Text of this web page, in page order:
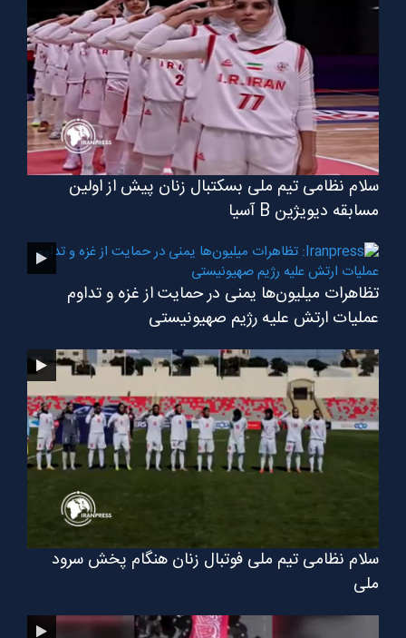
سلام نظامی تیم ملی بسکتبال زنان پیش از اولین
مسابقه دیویژین B آسیا
تظاهرات میلیون‌ها یمنی در حمایت از غزه و تداوم
عملیات ارتش علیه رژیم صهیونیستی
سلام نظامی تیم ملی فوتبال زنان هنگام پخش سرود
ملی